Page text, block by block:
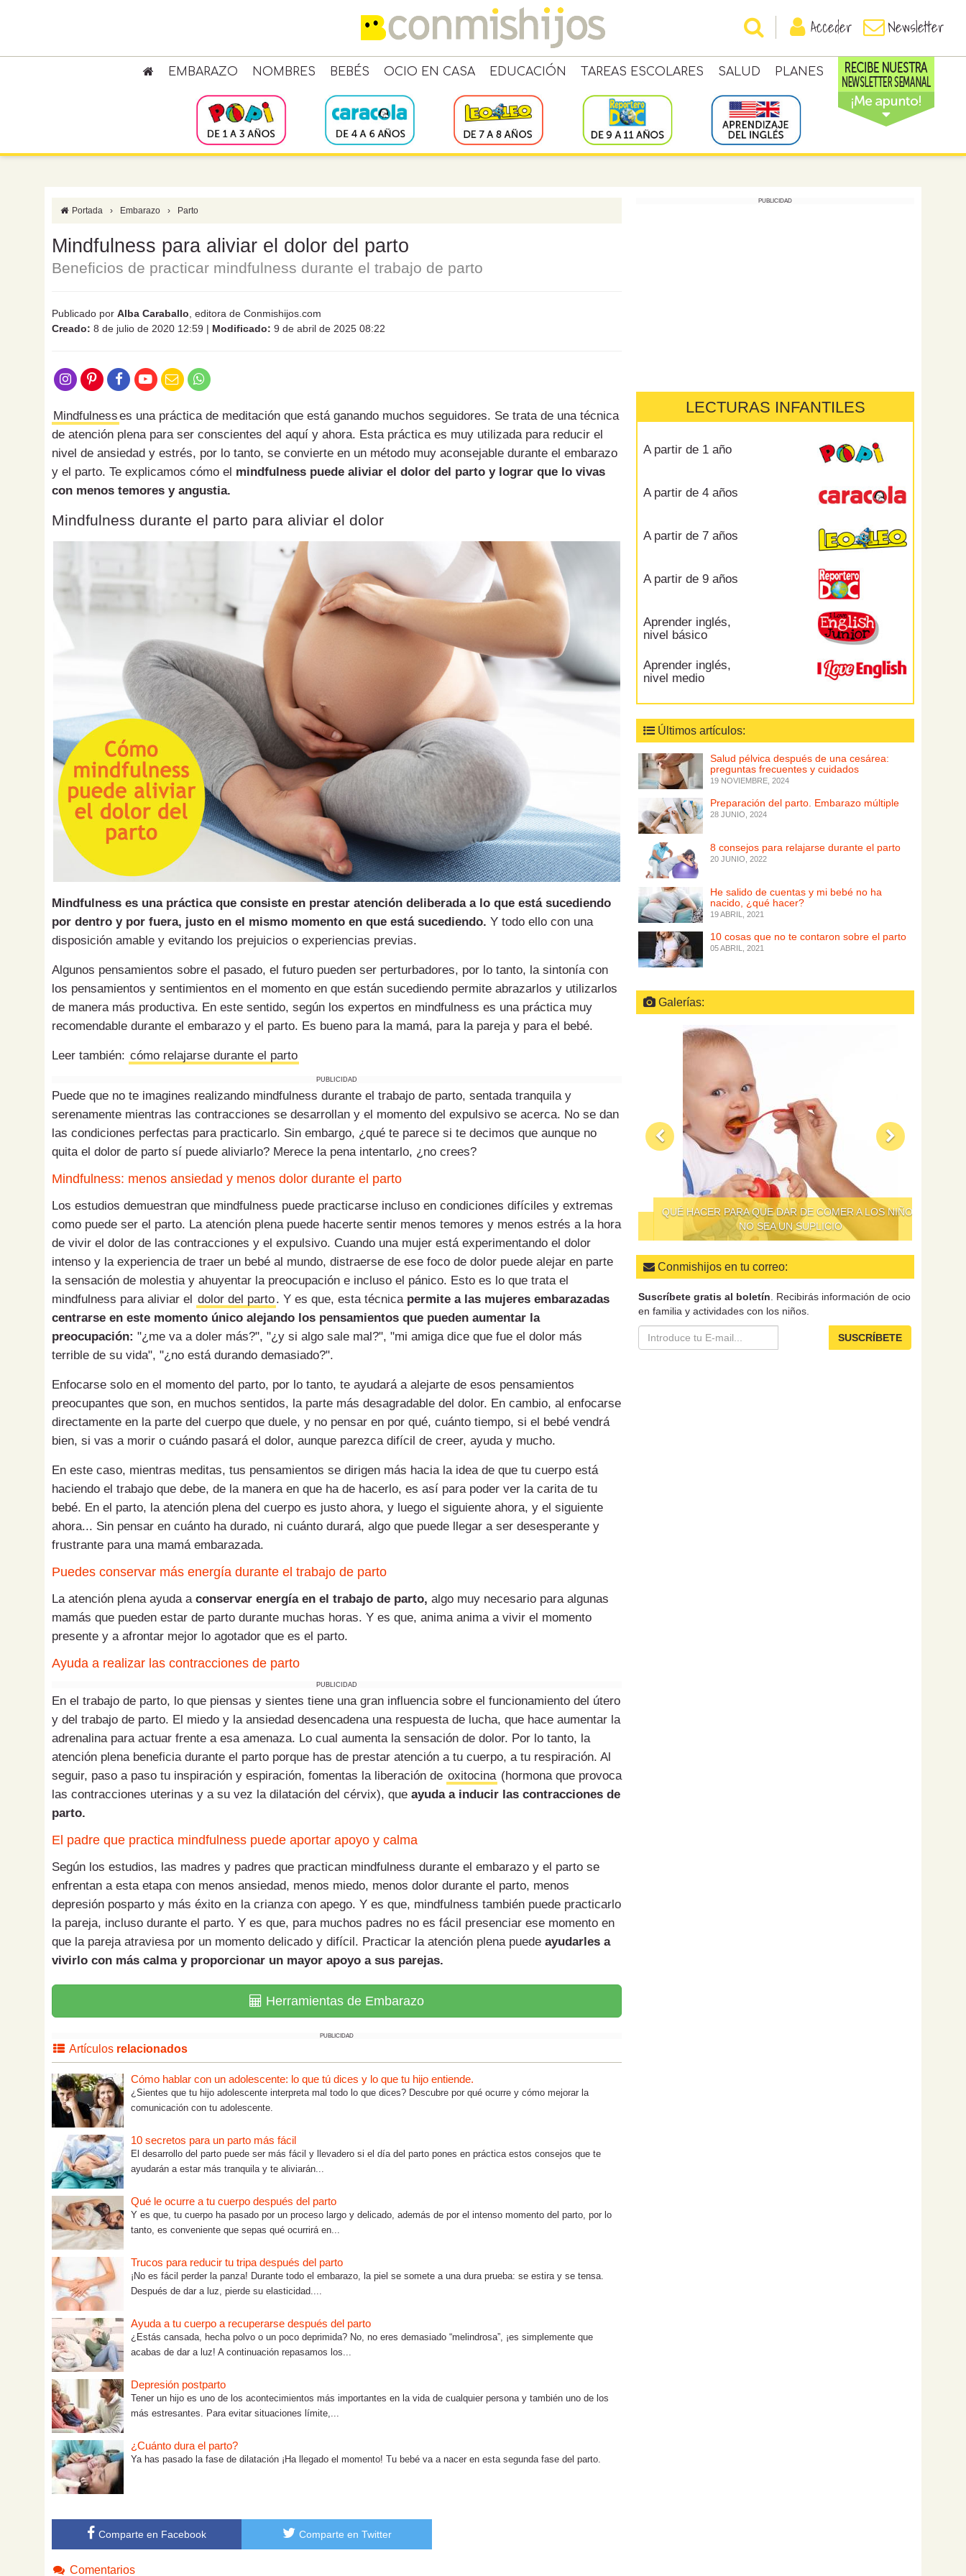
Acceder Newsletter
EMBARAZO NOMBRES BEBÉS OCIO EN CASA EDUCACIÓN TAREAS ESCOLARES SALUD PLANES
Portada › Embarazo › Parto
Mindfulness para aliviar el dolor del parto
Beneficios de practicar mindfulness durante el trabajo de parto
Publicado por Alba Caraballo , editora de Conmishijos.com
Creado: 8 de julio de 2020 12:59 | Modificado: 9 de abril de 2025 08:22
Mindfulnesses una práctica de meditación que está ganando muchos seguidores. Se trata de una técnica
de atención plena para ser conscientes del aquí y ahora. Esta práctica es muy utilizada para reducir el
nivel de ansiedad y estrés, por lo tanto, se convierte en un método muy aconsejable durante el embarazo
y el parto. Te explicamos cómo el mindfulness puede aliviar el dolor del parto y lograr que lo vivas
con menos temores y angustia.
Mindfulness durante el parto para aliviar el dolor
Mindfulness es una práctica que consiste en prestar atención deliberada a lo que está sucediendo
por dentro y por fuera, justo en el mismo momento en que está sucediendo. Y todo ello con una
disposición amable y evitando los prejuicios o experiencias previas.
Algunos pensamientos sobre el pasado, el futuro pueden ser perturbadores, por lo tanto, la sintonía con
los pensamientos y sentimientos en el momento en que están sucediendo permite abrazarlos y utilizarlos
de manera más productiva. En este sentido, según los expertos en mindfulness es una práctica muy
recomendable durante el embarazo y el parto. Es bueno para la mamá, para la pareja y para el bebé.
Leer también: cómo relajarse durante el parto
PUBLICIDAD
Puede que no te imagines realizando mindfulness durante el trabajo de parto, sentada tranquila y
serenamente mientras las contracciones se desarrollan y el momento del expulsivo se acerca. No se dan
las condiciones perfectas para practicarlo. Sin embargo, ¿qué te parece si te decimos que aunque no
quita el dolor de parto sí puede aliviarlo? Merece la pena intentarlo, ¿no crees?
Mindfulness: menos ansiedad y menos dolor durante el parto
Los estudios demuestran que mindfulness puede practicarse incluso en condiciones difíciles y extremas
como puede ser el parto. La atención plena puede hacerte sentir menos temores y menos estrés a la hora
de vivir el dolor de las contracciones y el expulsivo. Cuando una mujer está experimentando el dolor
intenso y la experiencia de traer un bebé al mundo, distraerse de ese foco de dolor puede alejar en parte
la sensación de molestia y ahuyentar la preocupación e incluso el pánico. Esto es lo que trata el
mindfulness para aliviar el dolor del parto. Y es que, esta técnica permite a las mujeres embarazadas
centrarse en este momento único alejando los pensamientos que pueden aumentar la
preocupación: "¿me va a doler más?", "¿y si algo sale mal?", "mi amiga dice que fue el dolor más
terrible de su vida", "¿no está durando demasiado?".
Enfocarse solo en el momento del parto, por lo tanto, te ayudará a alejarte de esos pensamientos
preocupantes que son, en muchos sentidos, la parte más desagradable del dolor. En cambio, al enfocarse
directamente en la parte del cuerpo que duele, y no pensar en por qué, cuánto tiempo, si el bebé vendrá
bien, si vas a morir o cuándo pasará el dolor, aunque parezca difícil de creer, ayuda y mucho.
En este caso, mientras meditas, tus pensamientos se dirigen más hacia la idea de que tu cuerpo está
haciendo el trabajo que debe, de la manera en que ha de hacerlo, es así para poder ver la carita de tu
bebé. En el parto, la atención plena del cuerpo es justo ahora, y luego el siguiente ahora, y el siguiente
ahora... Sin pensar en cuánto ha durado, ni cuánto durará, algo que puede llegar a ser desesperante y
frustrante para una mamá embarazada.
Puedes conservar más energía durante el trabajo de parto
La atención plena ayuda a conservar energía en el trabajo de parto, algo muy necesario para algunas
mamás que pueden estar de parto durante muchas horas. Y es que, anima anima a vivir el momento
presente y a afrontar mejor lo agotador que es el parto.
Ayuda a realizar las contracciones de parto
PUBLICIDAD
En el trabajo de parto, lo que piensas y sientes tiene una gran influencia sobre el funcionamiento del útero
y del trabajo de parto. El miedo y la ansiedad desencadena una respuesta de lucha, que hace aumentar la
adrenalina para actuar frente a esa amenaza. Lo cual aumenta la sensación de dolor. Por lo tanto, la
atención plena beneficia durante el parto porque has de prestar atención a tu cuerpo, a tu respiración. Al
seguir, paso a paso tu inspiración y espiración, fomentas la liberación de oxitocina (hormona que provoca
las contracciones uterinas y a su vez la dilatación del cérvix), que ayuda a inducir las contracciones de
parto.
El padre que practica mindfulness puede aportar apoyo y calma
Según los estudios, las madres y padres que practican mindfulness durante el embarazo y el parto se
enfrentan a esta etapa con menos ansiedad, menos miedo, menos dolor durante el parto, menos
depresión posparto y más éxito en la crianza con apego. Y es que, mindfulness también puede practicarlo
la pareja, incluso durante el parto. Y es que, para muchos padres no es fácil presenciar ese momento en
que la pareja atraviesa por un momento delicado y difícil. Practicar la atención plena puede ayudarles a
vivirlo con más calma y proporcionar un mayor apoyo a sus parejas.
Herramientas de Embarazo
PUBLICIDAD
Artículos relacionados
Cómo hablar con un adolescente: lo que tú dices y lo que tu hijo entiende.
¿Sientes que tu hijo adolescente interpreta mal todo lo que dices? Descubre por qué ocurre y cómo mejorar la
comunicación con tu adolescente.
10 secretos para un parto más fácil
El desarrollo del parto puede ser más fácil y llevadero si el día del parto pones en práctica estos consejos que te
ayudarán a estar más tranquila y te aliviarán...
Qué le ocurre a tu cuerpo después del parto
Y es que, tu cuerpo ha pasado por un proceso largo y delicado, además de por el intenso momento del parto, por lo
tanto, es conveniente que sepas qué ocurrirá en...
Trucos para reducir tu tripa después del parto
¡No es fácil perder la panza! Durante todo el embarazo, la piel se somete a una dura prueba: se estira y se tensa.
Después de dar a luz, pierde su elasticidad....
Ayuda a tu cuerpo a recuperarse después del parto
¿Estás cansada, hecha polvo o un poco deprimida? No, no eres demasiado “melindrosa”, ¡es simplemente que
acabas de dar a luz! A continuación repasamos los...
Depresión postparto
Tener un hijo es uno de los acontecimientos más importantes en la vida de cualquier persona y también uno de los
más estresantes. Para evitar situaciones límite,...
¿Cuánto dura el parto?
Ya has pasado la fase de dilatación ¡Ha llegado el momento! Tu bebé va a nacer en esta segunda fase del parto.
Comparte en Facebook Comparte en Twitter
Comentarios
PUBLICIDAD
LECTURAS INFANTILES
A partir de 1 año
A partir de 4 años
A partir de 7 años
A partir de 9 años
Aprender inglés,
nivel básico
Aprender inglés,
nivel medio
Últimos artículos:
Salud pélvica después de una cesárea:
preguntas frecuentes y cuidados
19 NOVIEMBRE, 2024
Preparación del parto. Embarazo múltiple
28 JUNIO, 2024
8 consejos para relajarse durante el parto
20 JUNIO, 2022
He salido de cuentas y mi bebé no ha
nacido, ¿qué hacer?
19 ABRIL, 2021
10 cosas que no te contaron sobre el parto
05 ABRIL, 2021
Galerías:
QUÉ HACER PARA QUE DAR DE COMER A LOS NIÑOS
NO SEA UN SUPLICIO
Conmishijos en tu correo:
Suscríbete gratis al boletín . Recibirás información de ocio
en familia y actividades con los niños.
SUSCRÍBETE